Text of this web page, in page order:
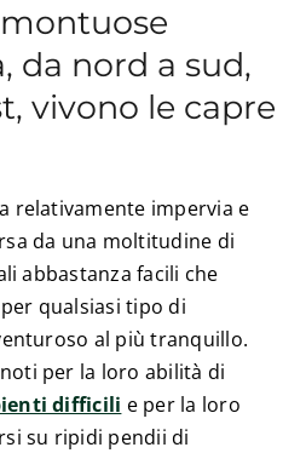
da nord a sud,
vivono le capre
relativamente impervia e
da una moltitudine di
abbastanza facili che
qualsiasi tipo di
al più tranquillo.
per la loro abilità di
difficili e per la loro
su ripidi pendii di